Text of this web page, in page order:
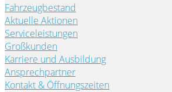
Fahrzeugbestand
Aktuelle Aktionen
Serviceleistungen
Großkunden
Karriere und Ausbildung
Ansprechpartner
Kontakt & Öffnungszeiten